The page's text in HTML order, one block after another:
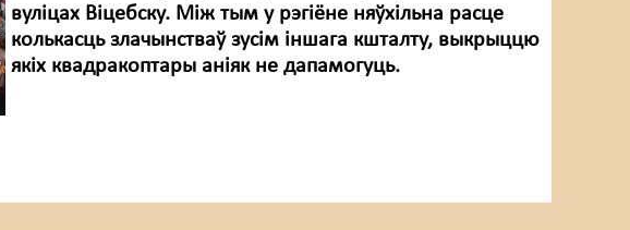
вуліцах Віцебску. Між тым у рэгіёне няўхільна расце
колькасць злачынстваў зусім іншага кшталту, выкрыццю
якіх квадракоптары аніяк не дапамогуць.